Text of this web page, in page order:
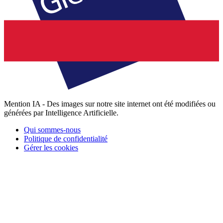
Mention IA - Des images sur notre site internet ont été modifiées ou
générées par Intelligence Artificielle.
Qui sommes-nous
Politique de confidentialité
Gérer les cookies